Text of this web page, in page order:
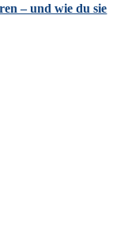
– und wie du sie